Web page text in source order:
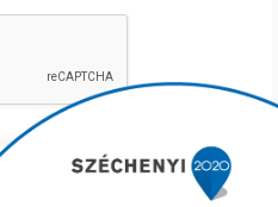
a felhasználói élmény